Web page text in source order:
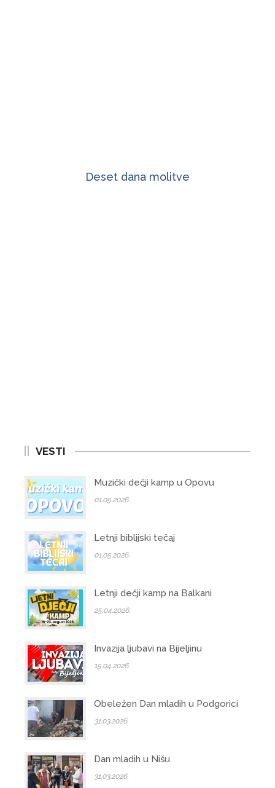
Deset dana molitve
VESTI
Muzički dečji kamp u Opovu
01.05.2026.
Letnji biblijski tečaj
01.05.2026.
Letnji dečji kamp na Balkani
25.04.2026.
Invazija ljubavi na Bijeljinu
15.04.2026.
Obeležen Dan mladih u Podgorici
31.03.2026.
Dan mladih u Nišu
31.03.2026.